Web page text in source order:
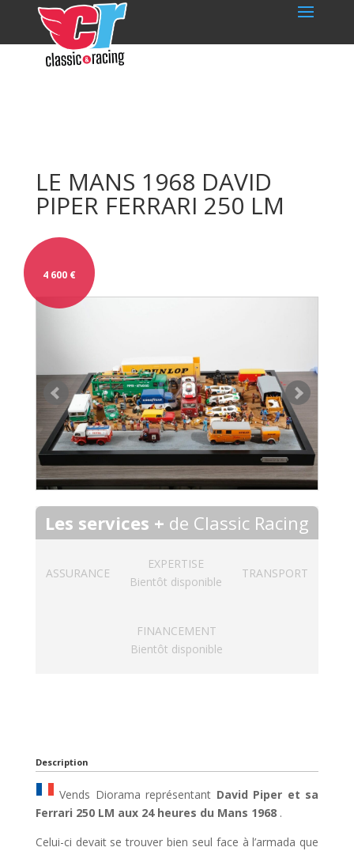
LE MANS 1968 DAVID
PIPER FERRARI 250 LM
4 600€
Les services + de Classic Racing
ASSURANCE
EXPERTISE
Bientôt disponible
TRANSPORT
FINANCEMENT
Bientôt disponible
Description
Vends Diorama représentant David Piper et sa
Ferrari 250 LM aux 24 heures du Mans 1968.
Celui-ci devait se trouver bien seul face à l’armada que